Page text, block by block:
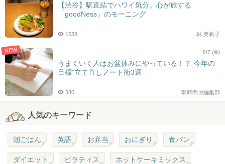
【渋谷】駅直結でハワイ気分。心が旅する
「goodNess」のモーニング
林 美帆子
1638
NEW 8/7 (金)
うまくいく人はお盆休みにやっている！？”今年の
目標”立て直しノート術3選
朝時間.jp編集部
330
人気のキーワード
朝ごはん 英語 お弁当 おにぎり 食パン
ダイエット ピラティス ホットケーキミックス